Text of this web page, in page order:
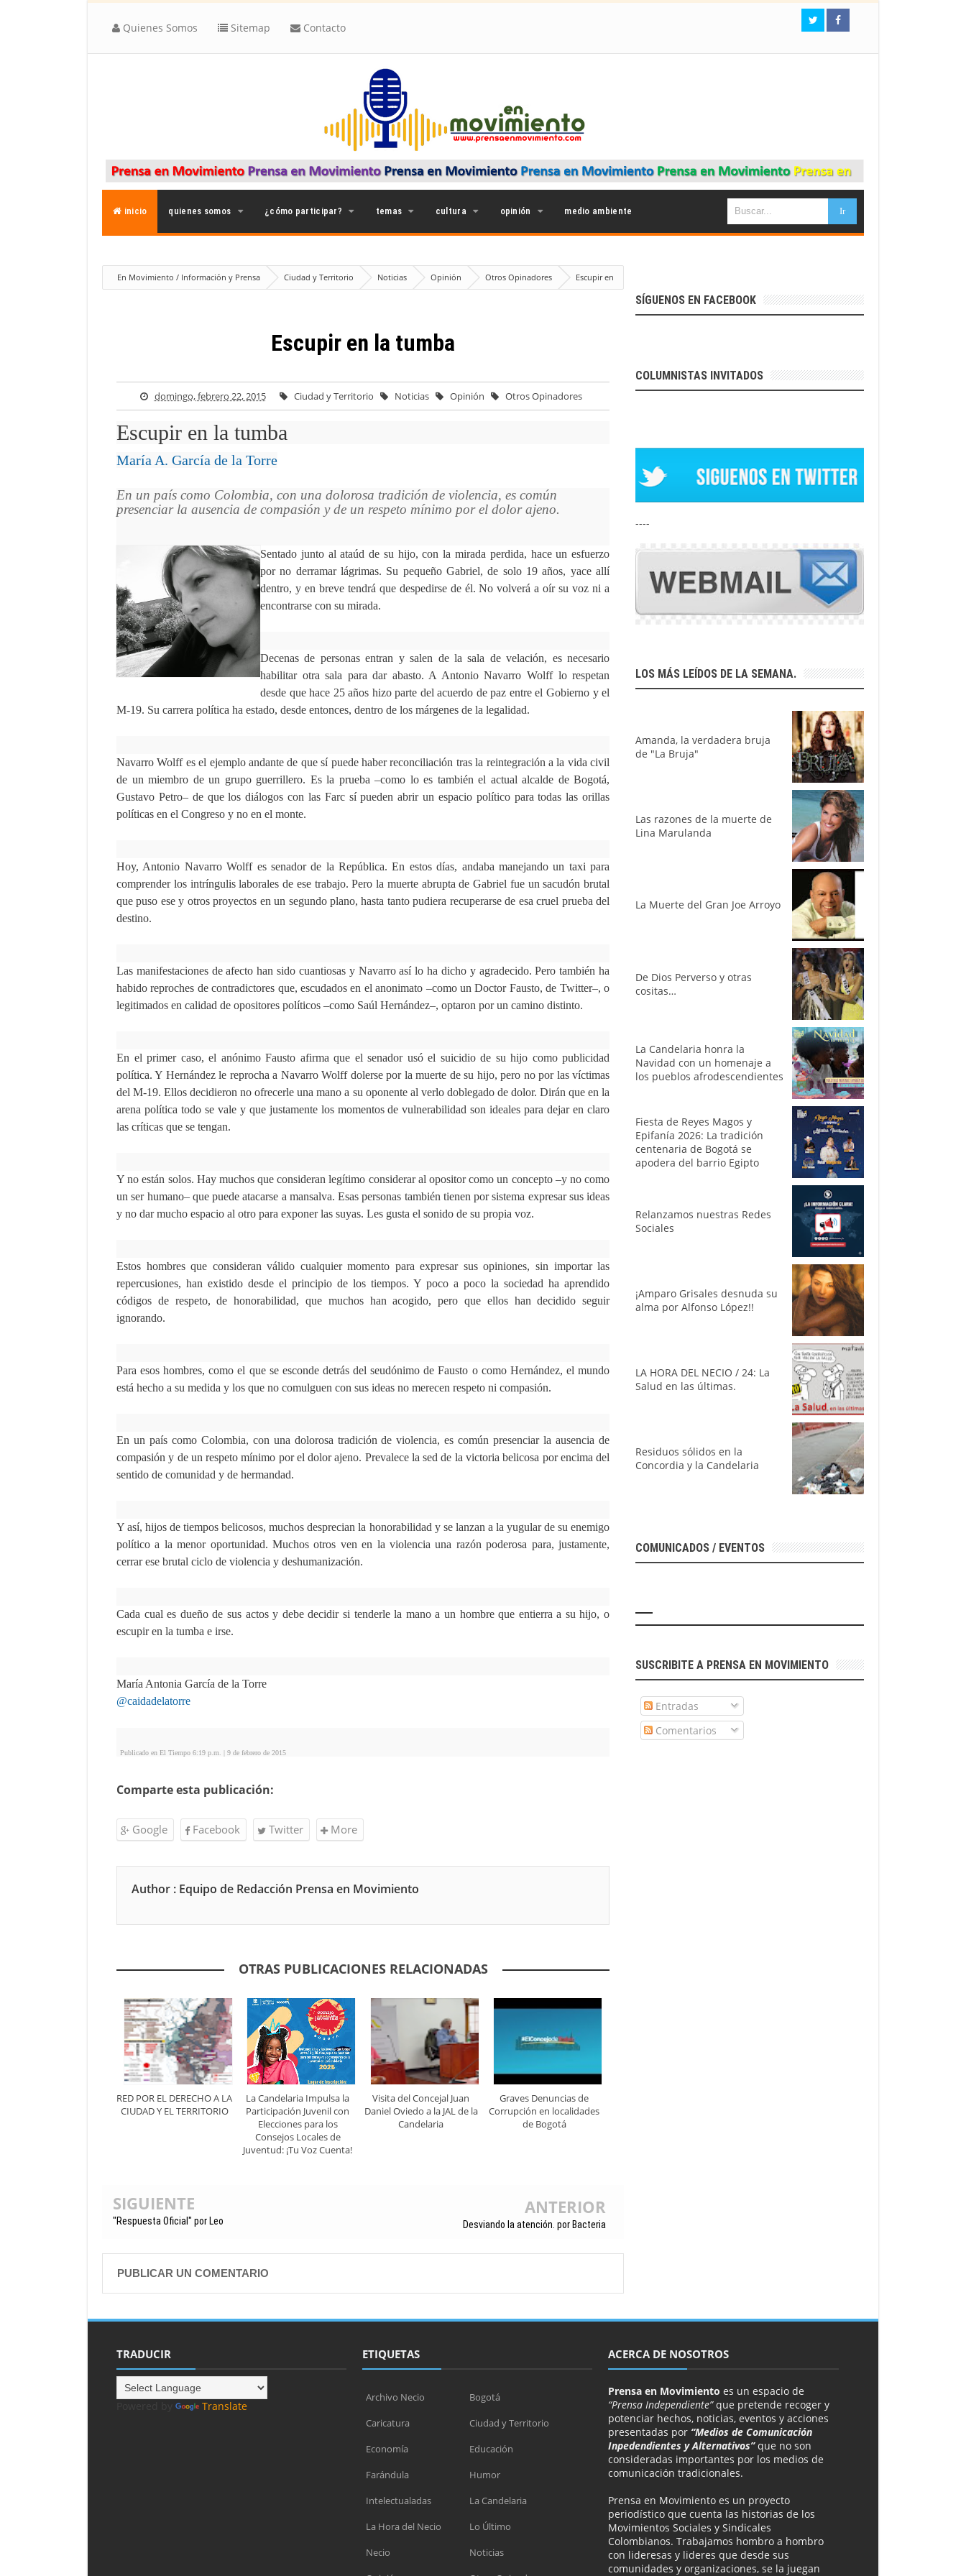
Quienes Somos Sitemap Contacto
inicio quienes somos ¿cómo participar? temas cultura opinión medio ambiente
En Movimiento / Información y Prensa Ciudad y Territorio Noticias Opinión Otros Opinadores
Escupir en
la tumba
Escupir en la tumba
domingo, febrero 22, 2015 Ciudad y Territorio Noticias Opinión Otros Opinadores
Escupir en la tumba
María A. García de la Torre
En un país como Colombia, con una dolorosa tradición de violencia, es común
presenciar la ausencia de compasión y de un respeto mínimo por el dolor ajeno.
Sentado junto al ataúd de su hijo, con la mirada perdida, hace un esfuerzo
por no derramar lágrimas. Su pequeño Gabriel, de solo 19 años, yace allí
dentro, y en breve tendrá que despedirse de él. No volverá a oír su voz ni a
encontrarse con su mirada.
Decenas de personas entran y salen de la sala de velación, es necesario
habilitar otra sala para dar abasto. A Antonio Navarro Wolff lo respetan
desde que hace 25 años hizo parte del acuerdo de paz entre el Gobierno y el
M-19. Su carrera política ha estado, desde entonces, dentro de los márgenes de la legalidad.
Navarro Wolff es el ejemplo andante de que sí puede haber reconciliación tras la reintegración a la vida civil
de un miembro de un grupo guerrillero. Es la prueba –como lo es también el actual alcalde de Bogotá,
Gustavo Petro– de que los diálogos con las Farc sí pueden abrir un espacio político para todas las orillas
políticas en el Congreso y no en el monte.
Hoy, Antonio Navarro Wolff es senador de la República. En estos días, andaba manejando un taxi para
comprender los intríngulis laborales de ese trabajo. Pero la muerte abrupta de Gabriel fue un sacudón brutal
que puso ese y otros proyectos en un segundo plano, hasta tanto pudiera recuperarse de esa cruel prueba del
destino.
Las manifestaciones de afecto han sido cuantiosas y Navarro así lo ha dicho y agradecido. Pero también ha
habido reproches de contradictores que, escudados en el anonimato –como un Doctor Fausto, de Twitter–, o
legitimados en calidad de opositores políticos –como Saúl Hernández–, optaron por un camino distinto.
En el primer caso, el anónimo Fausto afirma que el senador usó el suicidio de su hijo como publicidad
política. Y Hernández le reprocha a Navarro Wolff dolerse por la muerte de su hijo, pero no por las víctimas
del M-19. Ellos decidieron no ofrecerle una mano a su oponente al verlo doblegado de dolor. Dirán que en la
arena política todo se vale y que justamente los momentos de vulnerabilidad son ideales para dejar en claro
las críticas que se tengan.
Y no están solos. Hay muchos que consideran legítimo considerar al opositor como un concepto –y no como
un ser humano– que puede atacarse a mansalva. Esas personas también tienen por sistema expresar sus ideas
y no dar mucho espacio al otro para exponer las suyas. Les gusta el sonido de su propia voz.
Estos hombres que consideran válido cualquier momento para expresar sus opiniones, sin importar las
repercusiones, han existido desde el principio de los tiempos. Y poco a poco la sociedad ha aprendido
códigos de respeto, de honorabilidad, que muchos han acogido, pero que ellos han decidido seguir
ignorando.
Para esos hombres, como el que se esconde detrás del seudónimo de Fausto o como Hernández, el mundo
está hecho a su medida y los que no comulguen con sus ideas no merecen respeto ni compasión.
En un país como Colombia, con una dolorosa tradición de violencia, es común presenciar la ausencia de
compasión y de un respeto mínimo por el dolor ajeno. Prevalece la sed de la victoria belicosa por encima del
sentido de comunidad y de hermandad.
Y así, hijos de tiempos belicosos, muchos desprecian la honorabilidad y se lanzan a la yugular de su enemigo
político a la menor oportunidad. Muchos otros ven en la violencia una razón poderosa para, justamente,
cerrar ese brutal ciclo de violencia y deshumanización.
Cada cual es dueño de sus actos y debe decidir si tenderle la mano a un hombre que entierra a su hijo, o
escupir en la tumba e irse.
María Antonia García de la Torre
@caidadelatorre
Publicado en El Tiempo 6:19 p.m. | 9 de febrero de 2015
Comparte esta publicación:
Google Facebook Twitter More
Author : Equipo de Redacción Prensa en Movimiento
OTRAS PUBLICACIONES RELACIONADAS
RED POR EL DERECHO A LA
CIUDAD Y EL TERRITORIO
La Candelaria Impulsa la
Participación Juvenil con
Elecciones para los
Consejos Locales de
Juventud: ¡Tu Voz Cuenta!
Visita del Concejal Juan
Daniel Oviedo a la JAL de la
Candelaria
Graves Denuncias de
Corrupción en localidades
de Bogotá
SIGUIENTE
"Respuesta Oficial" por Leo
ANTERIOR
Desviando la atención. por Bacteria
PUBLICAR UN COMENTARIO
SÍGUENOS EN FACEBOOK
COLUMNISTAS INVITADOS
----
LOS MÁS LEÍDOS DE LA SEMANA.
Amanda, la verdadera bruja
de "La Bruja"
Las razones de la muerte de
Lina Marulanda
La Muerte del Gran Joe Arroyo
De Dios Perverso y otras
cositas…
La Candelaria honra la
Navidad con un homenaje a
los pueblos afrodescendientes
Fiesta de Reyes Magos y
Epifanía 2026: La tradición
centenaria de Bogotá se
apodera del barrio Egipto
Relanzamos nuestras Redes
Sociales
¡Amparo Grisales desnuda su
alma por Alfonso López!!
LA HORA DEL NECIO / 24: La
Salud en las últimas.
Residuos sólidos en la
Concordia y la Candelaria
COMUNICADOS / EVENTOS
SUSCRIBITE A PRENSA EN MOVIMIENTO
Entradas
Comentarios
TRADUCIR
Translate
ETIQUETAS
Archivo Necio
Bogotá
Caricatura
Ciudad y Territorio
Economía
Educación
Farándula
Humor
Intelectualadas
La Candelaria
La Hora del Necio
Lo Último
Necio
Noticias
ACERCA DE NOSOTROS
Prensa en Movimiento es un espacio de
“Prensa Independiente”que pretende recoger y
potenciar hechos, noticias, eventos y acciones
presentadas por “Medios de Comunicación
Inpedendientes y Alternativos”que no son
consideradas importantes por los medios de
comunicación tradicionales.
Prensa en Movimiento es un proyecto
periodístico que cuenta las historias de los
Movimientos Sociales y Sindicales
Colombianos. Trabajamos hombro a hombro
con lideresas y lideres que desde sus
comunidades y organizaciones, se la juegan